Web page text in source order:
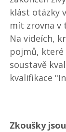
klást otázky
mít zrovna v
Na videích,
pojmů,
soustavě
kvalifikace
Zkoušky